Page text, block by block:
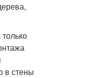
в стены